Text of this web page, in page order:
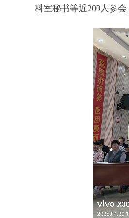
科室秘书等近200人参